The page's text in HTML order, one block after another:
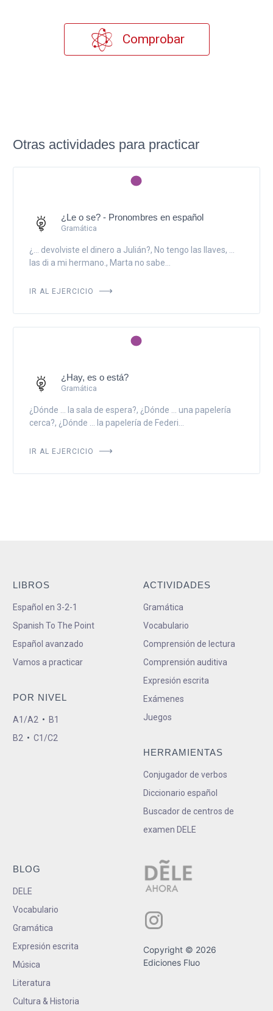
Comprobar
Otras actividades para practicar
¿Le o se? - Pronombres en español
Gramática
¿... devolviste el dinero a Julián?, No tengo las llaves, ...
las di a mi hermano., Marta no sabe...
IR AL EJERCICIO
¿Hay, es o está?
Gramática
¿Dónde ... la sala de espera?, ¿Dónde ... una papelería
cerca?, ¿Dónde ... la papelería de Federi...
IR AL EJERCICIO
LIBROS
Español en 3-2-1
Spanish To The Point
Español avanzado
Vamos a practicar
POR NIVEL
A1/A2 • B1
B2 • C1/C2
ACTIVIDADES
Gramática
Vocabulario
Comprensión de lectura
Comprensión auditiva
Expresión escrita
Exámenes
Juegos
HERRAMIENTAS
Conjugador de verbos
Diccionario español
Buscador de centros de
examen DELE
BLOG
DELE
Vocabulario
Gramática
Expresión escrita
Música
Literatura
Cultura & Historia
Copyright © 2026
Ediciones Fluo